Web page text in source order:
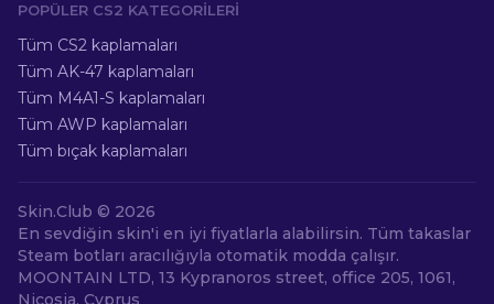
POPÜLER CS2 KATEGORILERI
Tüm CS2 kaplamaları
Tüm AK-47 kaplamaları
Tüm M4A1-S kaplamaları
Tüm AWP kaplamaları
Tüm bıçak kaplamaları
Skin.Club © 2026
En sevdiğin skin'i en iyi fiyatlarla alabilirsin. Tüm takaslar
Steam botları aracılığıyla otomatik modda çalışır.
MOONTAIN LTD, 13 Kypranoros street, office 205, 1061,
Nicosia, Cyprus